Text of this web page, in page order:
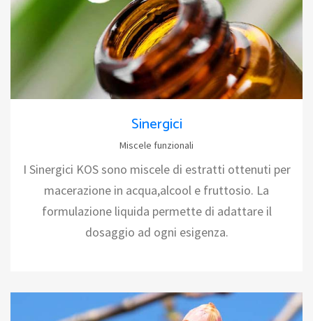
Sinergici
Miscele funzionali
I Sinergici KOS sono miscele di estratti ottenuti per
macerazione in acqua,alcool e fruttosio. La
formulazione liquida permette di adattare il
dosaggio ad ogni esigenza.